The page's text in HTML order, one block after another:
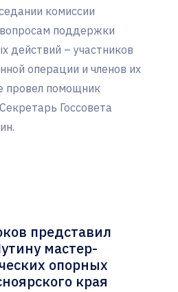
комиссии
поддержки
действий – участников
операции и членов их
провел помощник
Госсовета
представил
мастер-
опорных
края